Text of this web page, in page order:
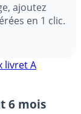
aux
ajoutez
en 1 clic.